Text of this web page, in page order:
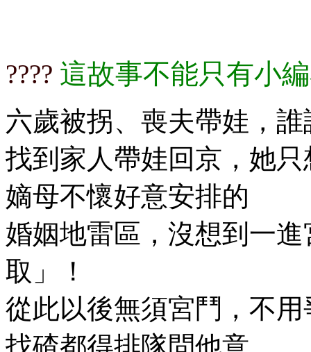
????​​​ 這故事不能只有小
六歲被拐、喪夫帶娃，
找到家人帶娃回京，她
嫡母不懷好意安排的
婚姻地雷區，沒想到一
取」！
從此以後無須宮鬥，不
找碴都得排隊問他意